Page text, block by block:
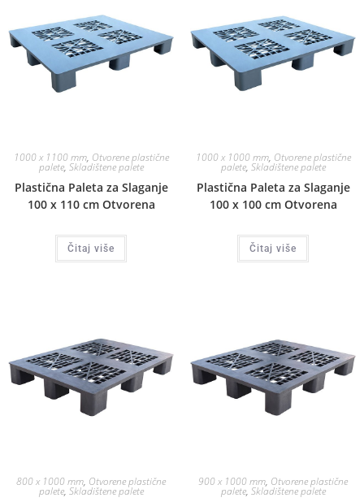
1000 x 1100 mm, Otvorene plastične
palete, Skladištene palete
Plastična Paleta za Slaganje
100 x 110 cm Otvorena
Čitaj više
1000 x 1000 mm, Otvorene plastične
palete, Skladištene palete
Plastična Paleta za Slaganje
100 x 100 cm Otvorena
Čitaj više
800 x 1000 mm, Otvorene plastične
palete, Skladištene palete
900 x 1000 mm, Otvorene plastične
palete, Skladištene palete